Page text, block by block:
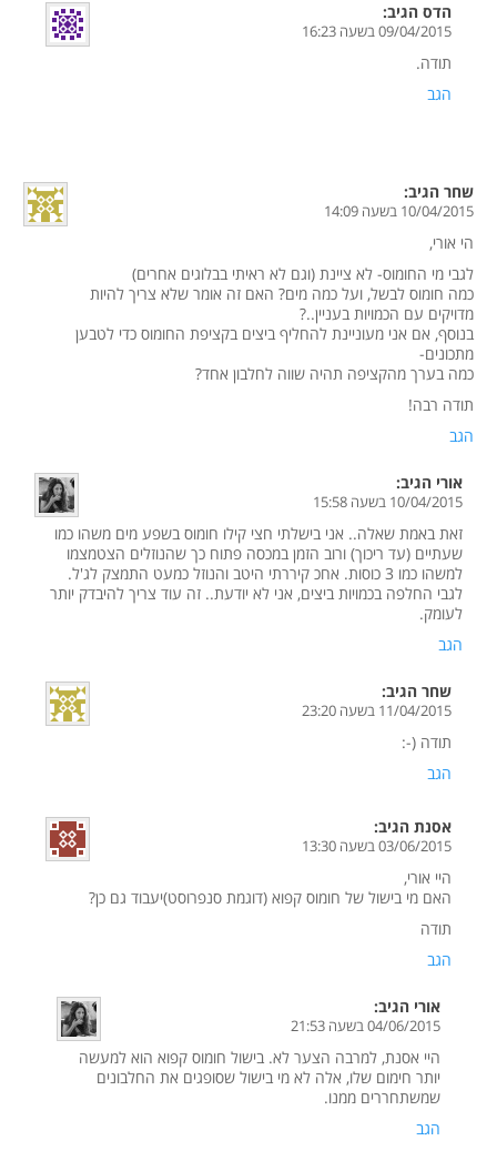
הדס הגיב:
09/04/2015 בשעה 16:23
תודה.
הגב
שחר הגיב:
10/04/2015 בשעה 14:09
הי אורי,
לגבי מי החומוס- לא ציינת (וגם לא ראיתי בבלוגים אחרים)
כמה חומוס לבשל, ועל כמה מים? האם זה אומר שלא צריך להיות
מדויקים עם הכמויות בעניין..?
בנוסף, אם אני מעוניינת להחליף ביצים בקציפת החומוס כדי לטבען
מתכונים-
כמה בערך מהקציפה תהיה שווה לחלבון אחד?
תודה רבה!
הגב
אורי הגיב:
10/04/2015 בשעה 15:58
זאת באמת שאלה.. אני בישלתי חצי קילו חומוס בשפע מים משהו כמו
שעתיים (עד ריכוך) ורוב הזמן במכסה פתוח כך שהנוזלים הצטמצמו
למשהו כמו 3 כוסות. אחכ קיררתי היטב והנוזל כמעט התמצק לג'ל.
לגבי החלפה בכמויות ביצים, אני לא יודעת.. זה עוד צריך להיבדק יותר
לעומק.
הגב
שחר הגיב:
11/04/2015 בשעה 23:20
תודה (-:
הגב
אסנת הגיב:
03/06/2015 בשעה 13:30
היי אורי,
האם מי בישול של חומוס קפוא (דוגמת סנפרוסט)יעבוד גם כן?
תודה
הגב
אורי הגיב:
04/06/2015 בשעה 21:53
היי אסנת, למרבה הצער לא. בישול חומוס קפוא הוא למעשה
יותר חימום שלו, אלה לא מי בישול שסופגים את החלבונים
שמשתחררים ממנו.
הגב